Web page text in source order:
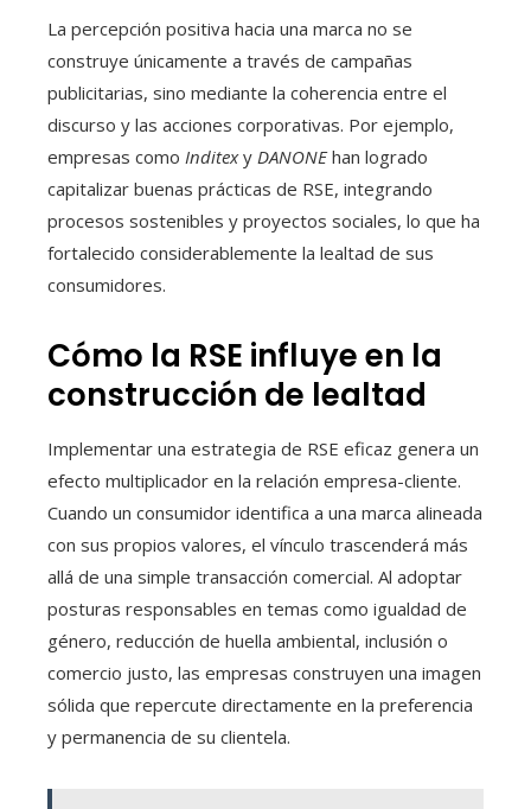
La percepción positiva hacia una marca no se
construye únicamente a través de campañas
publicitarias, sino mediante la coherencia entre el
discurso y las acciones corporativas. Por ejemplo,
empresas como Inditexy DANONEhan logrado
capitalizar buenas prácticas de RSE, integrando
procesos sostenibles y proyectos sociales, lo que ha
fortalecido considerablemente la lealtad de sus
consumidores.
Cómo la RSE influye en la
construcción de lealtad
Implementar una estrategia de RSE eficaz genera un
efecto multiplicador en la relación empresa-cliente.
Cuando un consumidor identifica a una marca alineada
con sus propios valores, el vínculo trascenderá más
allá de una simple transacción comercial. Al adoptar
posturas responsables en temas como igualdad de
género, reducción de huella ambiental, inclusión o
comercio justo, las empresas construyen una imagen
sólida que repercute directamente en la preferencia
y permanencia de su clientela.